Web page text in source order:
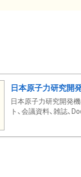
日本原子力研究開
日本原子力研究開発
ト、会議資料、雑誌、